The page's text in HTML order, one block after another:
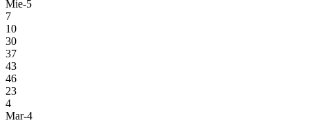
Mie-5
7
10
30
37
43
46
23
4
Mar-4